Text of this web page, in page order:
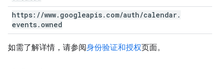
https: //www. googleapis. com/auth/calendar.
events. owned
如需了解详情，请参阅身份验证和授权页面。